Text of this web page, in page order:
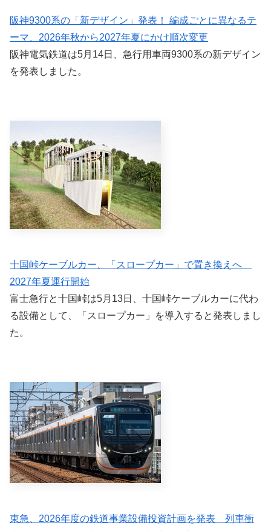
阪神9300系の「新デザイン」発表！ 編成ごとに異なるテ
ーマ、2026年秋から2027年夏にかけ順次変更
阪神電気鉄道は5月14日、急行用車両9300系の新デザイン
を発表しました。
十国峠ケーブルカー、「スロープカー」で置き換えへ
2027年夏運行開始
富士急行と十国峠は5月13日、十国峠ケーブルカーに代わ
る設備として、「スロープカー」を導入すると発表しまし
た。
東急、2026年度の鉄道事業設備投資計画を発表 列車衝